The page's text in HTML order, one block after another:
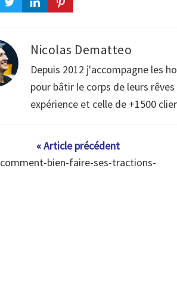
Nicolas Dematteo
Depuis 2012 j'accompagne les
pour bâtir le corps de leurs
expérience et celle de +1500
« Article précédent
comment-bien-faire-ses-tractions-